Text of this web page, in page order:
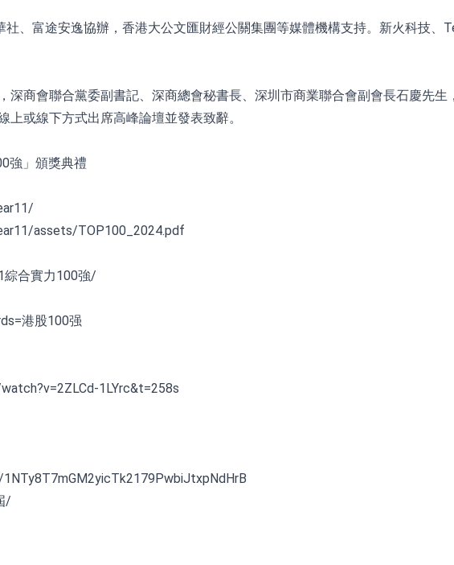
、富途安逸協辦，香港大公文匯財經公關集團等媒體機構支持。新火科技、
深商會聯合黨委副書記、深商總會秘書長、深圳市商業聯合會副會長石慶先
或線下方式出席高峰論壇並發表致辭。
強」頒獎典禮
assets/TOP100_2024.pdf
合實力100強/
港股100强
1LYrc&t=258s
/